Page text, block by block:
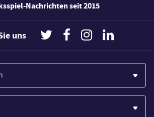
Nachrichten seit 2015
uns